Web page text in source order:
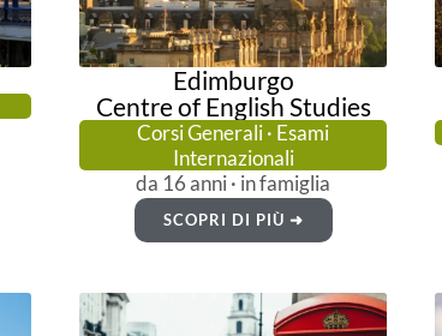
Edimburgo
Centre of English Studies
Corsi Generali · Esami
Internazionali
da 16 anni · in famiglia
SCOPRI DI PIÙ ➜